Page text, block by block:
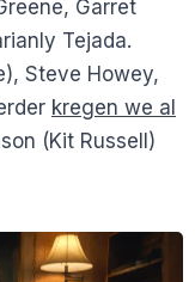
Garret
Tejada.
Steve Howey,
kregen we al
(Kit Russell)